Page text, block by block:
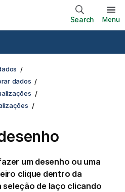
Search Menu
dados
um desenho ou uma
clique dentro da
de laço clicando